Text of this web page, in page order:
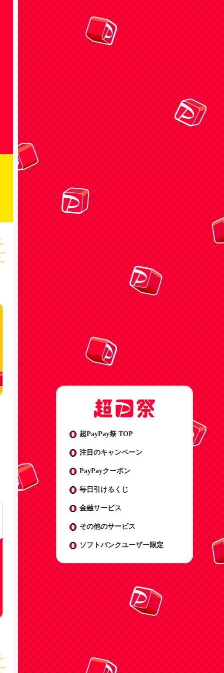
超PayPay祭 TOP
注目のキャンペーン
PayPayクーポン
毎日引けるくじ
金融サービス
その他のサービス
ソフトバンクユーザー限定